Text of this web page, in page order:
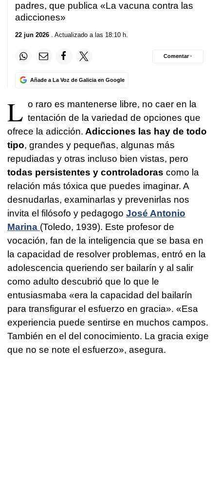
padres, que publica «La vacuna contra las
adicciones»
22 jun 2026 . Actualizado a las 18:10 h.
Añade a La Voz de Galicia en Google
Comentar ·
L o raro es mantenerse libre, no caer en la
tentación de la variedad de opciones que
ofrece la adicción. Adicciones las hay de todo
tipo, grandes y pequeñas, algunas más
repudiadas y otras incluso bien vistas, pero
todas persistentes y controladoras como la
relación más tóxica que puedes imaginar. A
desnudarlas, examinarlas y prevenirlas nos
invita el filósofo y pedagogo José Antonio
Marina (Toledo, 1939). Este profesor de
vocación, fan de la inteligencia que se basa en
la capacidad de resolver problemas, entró en la
adolescencia queriendo ser bailarín y al salir
como adulto descubrió que lo que le
entusiasmaba «era la capacidad del bailarín
para transfigurar el esfuerzo en gracia». «Esa
experiencia puede sentirse en muchos campos.
También en el del conocimiento. La gracia exige
que no se note el esfuerzo», asegura.